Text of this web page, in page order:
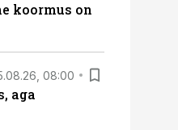
koormus on
08:00
aga